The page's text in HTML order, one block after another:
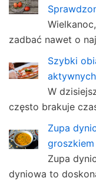
zadbać nawet o
Szybki
W
często brakuje
Zupa
groszkiem
Zupa
dyniowa to